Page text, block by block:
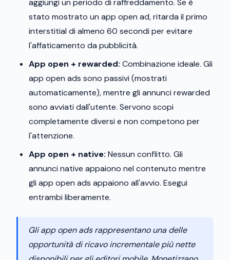
aggiungi un periodo di raffreddamento. Se è
stato mostrato un app open ad, ritarda il primo
interstitial di almeno 60 secondi per evitare
l'affaticamento da pubblicità.
App open + rewarded: Combinazione ideale. Gli
app open ads sono passivi (mostrati
automaticamente), mentre gli annunci rewarded
sono avviati dall'utente. Servono scopi
completamente diversi e non competono per
l'attenzione.
App open + native: Nessun conflitto. Gli
annunci native appaiono nel contenuto mentre
gli app open ads appaiono all'avvio. Esegui
entrambi liberamente.
Gli app open ads rappresentano una delle
opportunità di ricavo incrementale più nette